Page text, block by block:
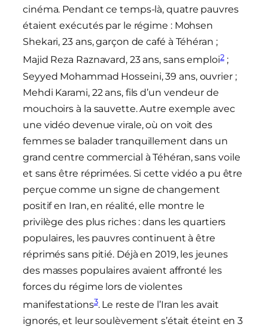
cinéma. Pendant ce temps-là, quatre pauvres
étaient exécutés par le régime : Mohsen
Shekari, 23 ans, garçon de café à Téhéran ;
Majid Reza Raznavard, 23 ans, sans emploi2;
Seyyed Mohammad Hosseini, 39 ans, ouvrier ;
Mehdi Karami, 22 ans, fils d’un vendeur de
mouchoirs à la sauvette. Autre exemple avec
une vidéo devenue virale, où on voit des
femmes se balader tranquillement dans un
grand centre commercial à Téhéran, sans voile
et sans être réprimées. Si cette vidéo a pu être
perçue comme un signe de changement
positif en Iran, en réalité, elle montre le
privilège des plus riches : dans les quartiers
populaires, les pauvres continuent à être
réprimés sans pitié. Déjà en 2019, les jeunes
des masses populaires avaient affronté les
forces du régime lors de violentes
manifestations3. Le reste de l’Iran les avait
ignorés, et leur soulèvement s’était éteint en 3